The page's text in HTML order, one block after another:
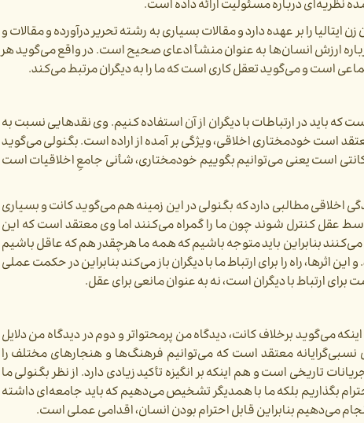
را بر عهده دارد و مقالات بسیاری به رشته تحریر درآورده و مقالات و
ارزش انسان‌ها به عنوان منشأ ادعای صحیح است. در واقع می‌گوید هر
است و می‌گوید تعقل کاری است که ما را به دیگران مرتبط می‌کند.
در ارتباطات با دیگران از آن استفاده کنیم. وی نقدهایی نسبت به
است خودمختاری اخلاقی، ویژگی بر آمده از اراده است. بگنولی می‌گوید
است یعنی می‌توانیم بگوییم خودمختاری، شأنی جامعِ اخلاقیات است
مطالبی دارد که بگنولی در این زمینه هم می‌گوید کانت و بسیاری
عقل کنترل شوند چون ما را گمراه می‌کنند اما وی معتقد است که این
بنابراین باید متوجه باشیم که همه ما هرچقدر هم که عاقل باشیم
راه را برای ارتباط ما با دیگران باز می‌کند بنابراین در حکمت عملی
ارتباط با دیگران است، نه به عنوان مانعی برای عقل.
می‌‌گوید برخلاف کانت، دیدگاه من پرمحتوا‌تر و دوم در دیدگاه من دلایل
نسبی‌گرایانه معتقد است که می‌توانیم فرهنگ‌ها و هنجارهای مختلف را
تاریخی است و هم اینکه بر انگیزه تأکید زیادی دارد. از نظر بگنولی ما
بگذاریم بلکه ما با همدیگر تشخیص می‌دهیم که باید جامعه‌ای داشته
می‌دهیم بنابراین قابل احترام بودن انسان، اقدامی عملی است.